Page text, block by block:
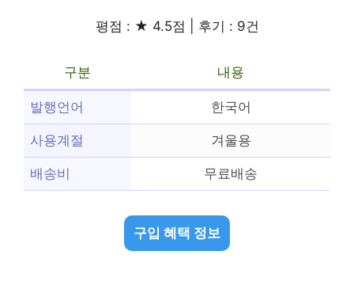
평점 : ★ 4.5점 | 후기 : 9건
구분 내용
발행언어 한국어
사용계절 겨울용
배송비 무료배송
구입 혜택 정보